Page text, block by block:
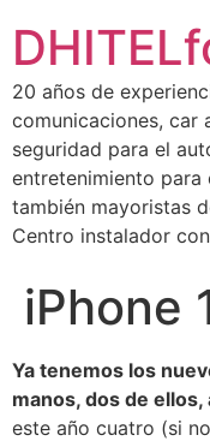
20 años de
comunicaciones, car
seguridad para el
entretenimiento para
también mayoristas
Centro instalador
iPhone
Ya tenemos los
manos, dos de ellos,
este año cuatro (si